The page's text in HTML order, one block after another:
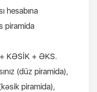
hesabına
piramida
KƏSİK + ƏKS.
(düz piramida),
piramida),